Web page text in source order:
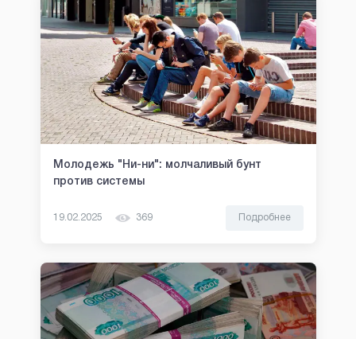
Молодежь "Ни-ни": молчаливый бунт
против системы
19.02.2025 369 Подробнее